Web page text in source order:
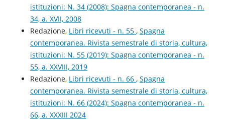
istituzioni: N. 34 (2008): Spagna contemporanea - n.
34, a. XVII, 2008
Redazione, Libri ricevuti - n. 55 , Spagna
contemporanea. Rivista semestrale di storia, cultura,
istituzioni: N. 55 (2019): Spagna contemporanea - n.
55, a. XXVIII, 2019
Redazione, Libri ricevuti - n. 66 , Spagna
contemporanea. Rivista semestrale di storia, cultura,
istituzioni: N. 66 (2024): Spagna contemporanea - n.
66, a. XXXIII 2024